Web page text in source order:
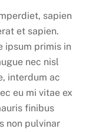
sapien
et sapien.
ipsum primis in
nec nisl
interdum ac
eu mi vitae ex
finibus
non pulvinar